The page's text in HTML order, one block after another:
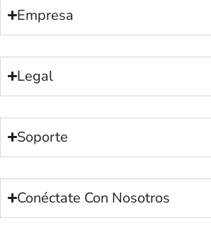
Empresa
Legal
Soporte
Conéctate Con Nosotros